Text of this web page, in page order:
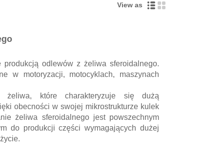
View as
produkcją odlewów z żeliwa sferoidalnego.
w motoryzacji, motocyklach, maszynach
które charakteryzuje się dużą
obecności w swojej mikrostrukturze kulek
żeliwa sferoidalnego jest powszechnym
do produkcji części wymagających dużej